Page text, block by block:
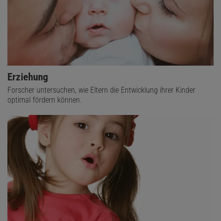
dafür, wie stark eine bestimmte Diffusionsrichtung vorherrscht. In
Hirnregionen mit vielen Fasersträngen wie dem Balken nimmt die
Anisotropie daher höhere Werte an (hellgelbe Bereiche in den unteren
Bildern) als in Arealen, in denen sich das Wasser gleichmäßiger verteilt
Um einzelne Faserstränge zu rekonstruieren, sucht ein
Computerprogramm einen Voxel mit hohem FA-Wert und bestimmt
die Längsachse des zugehörigen Tensors. Deren Orientierung weist
auf den Verlauf der entsprechenden Nervenfaser hin. Das Gleiche
wiederholt der Algorithmus nun mit den in Verlaufsrichtung
angrenzenden Voxeln - so lange, bis er an eine Stelle gelangt, an
der die fraktionelle Anisotropie unter einen vorgegebenen Wert
fällt. Das geschieht etwa an Stellen, an denen eine Nervenfaser
endet oder in die graue Substanz übergeht, in der sich die
Zellkörper befinden.
Erziehung
Forscher untersuchen, wie Eltern die Entwicklung ihrer Kinder
optimal fördern können.